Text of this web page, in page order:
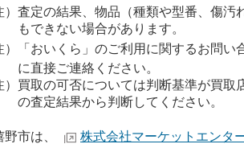
）査定の結果、物品（種類や型番、傷
きない場合があります。
）「おいくら」のご利用に関するお問い
接ご連絡ください。
）買取の可否については判断基準が買
定結果から判断してください。
市は、 株式会社マーケットエンタ